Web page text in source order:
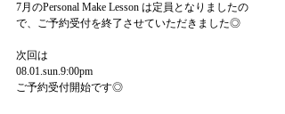
7月のPersonal Make Lesson は定員となりましたの
で、ご予約受付を終了させていただきました◎
次回は
08.01.sun.9:00pm
ご予約受付開始です◎